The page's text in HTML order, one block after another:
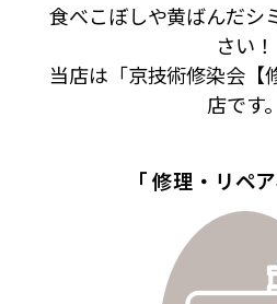
食べこぼしや黄ばんだシ
さい！
当店は「京技術修染会【
店です。
「 修理・リペ